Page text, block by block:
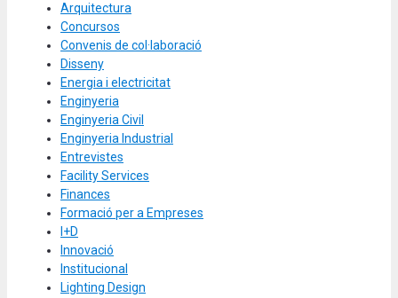
Arquitectura
Concursos
Convenis de col·laboració
Disseny
Energia i electricitat
Enginyeria
Enginyeria Civil
Enginyeria Industrial
Entrevistes
Facility Services
Finances
Formació per a Empreses
I+D
Innovació
Institucional
Lighting Design